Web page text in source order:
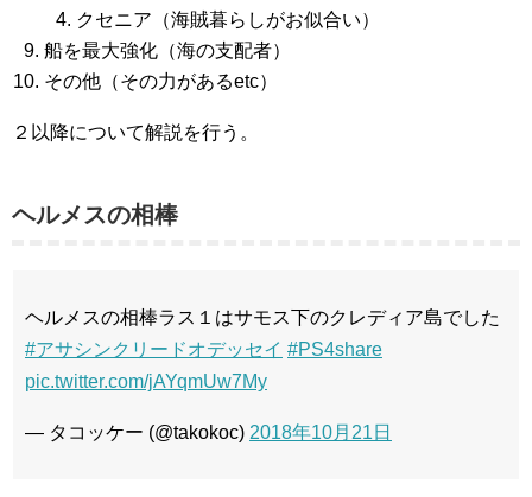
クセニア（海賊暮らしがお似合い）
船を最大強化（海の支配者）
その他（その力があるetc）
２以降について解説を行う。
ヘルメスの相棒
ヘルメスの相棒ラス１はサモス下のクレディア島でした
#アサシンクリードオデッセイ #PS4share
pic.twitter.com/jAYqmUw7My
— タコッケー (@takokoc) 2018年10月21日